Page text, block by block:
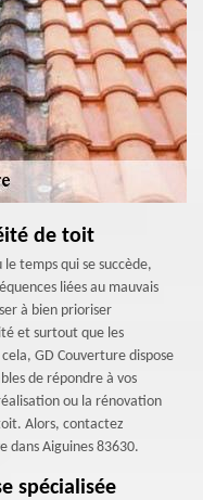
de toit
temps qui se succède,
liées au mauvais
à bien prioriser
et surtout que les
GD Couverture dispose
de répondre à vos
ou la rénovation
Alors, contactez
dans Aiguines 83630.
spécialisée